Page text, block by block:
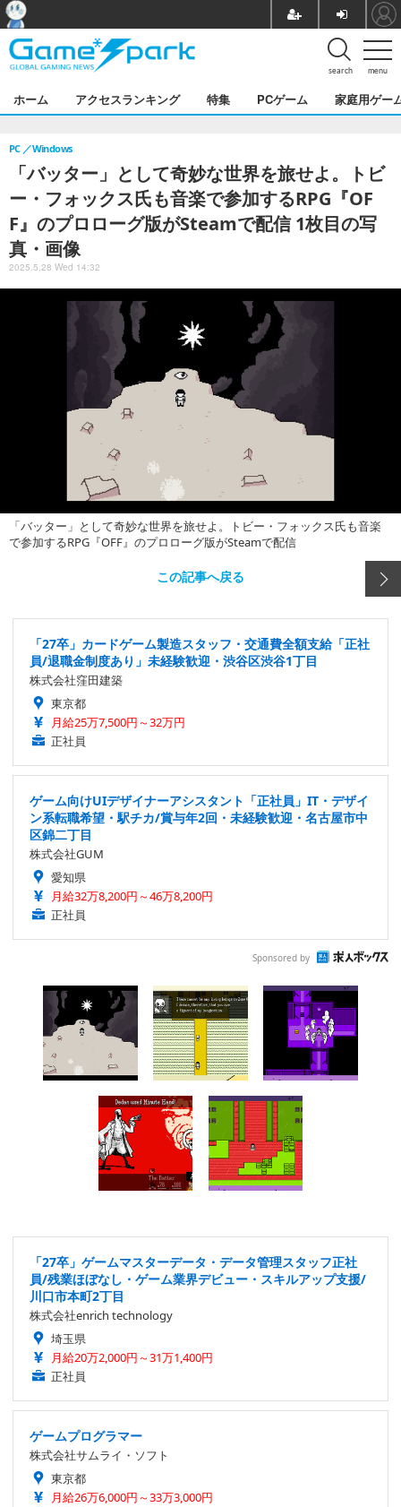
menu
search
ホーム アクセスランキング 特集 PCゲーム 家庭用ゲー
「バッター」として奇妙な世界を旅せよ。トビ
ー・フォックス氏も音楽で参加するRPG『OF
F』のプロローグ版がSteamで配信 1枚目の写
真・画像
PC Windows
2025.5.28 Wed 14:32
「バッター」として奇妙な世界を旅せよ。トビー・フォックス氏も音楽
で参加するRPG『OFF』のプロローグ版がSteamで配信
この記事へ戻る
「27卒」カードゲーム製造スタッフ・交通費全額支給「正社
員/退職金制度あり」未経験歓迎・渋谷区渋谷1丁目
株式会社窪田建築
東京都
月給25万7,500円～32万円
正社員
ゲーム向けUIデザイナーアシスタント「正社員」IT・デザイ
ン系転職希望・駅チカ/賞与年2回・未経験歓迎・名古屋市中
区錦二丁目
株式会社GUM
愛知県
月給32万8,200円～46万8,200円
正社員
Sponsored by
「27卒」ゲームマスターデータ・データ管理スタッフ正社
員/残業ほぼなし・ゲーム業界デビュー・スキルアップ支援/
川口市本町2丁目
株式会社enrich technology
埼玉県
月給20万2,000円～31万1,400円
正社員
ゲームプログラマー
株式会社サムライ・ソフト
東京都
月給26万6,000円～33万3,000円